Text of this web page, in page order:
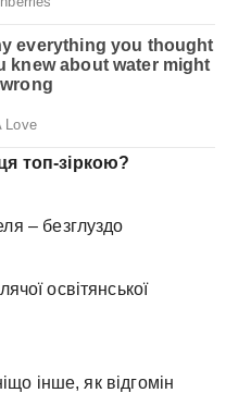
топ-зіркою?
– безглуздо
освітянської
інше, як відгомін